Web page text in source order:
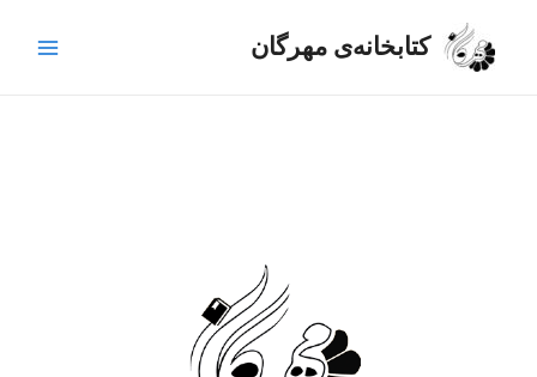
کتابخانه‌ی مهرگان